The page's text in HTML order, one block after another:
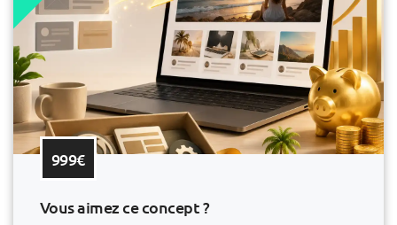
999€
Vous aimez ce concept ?